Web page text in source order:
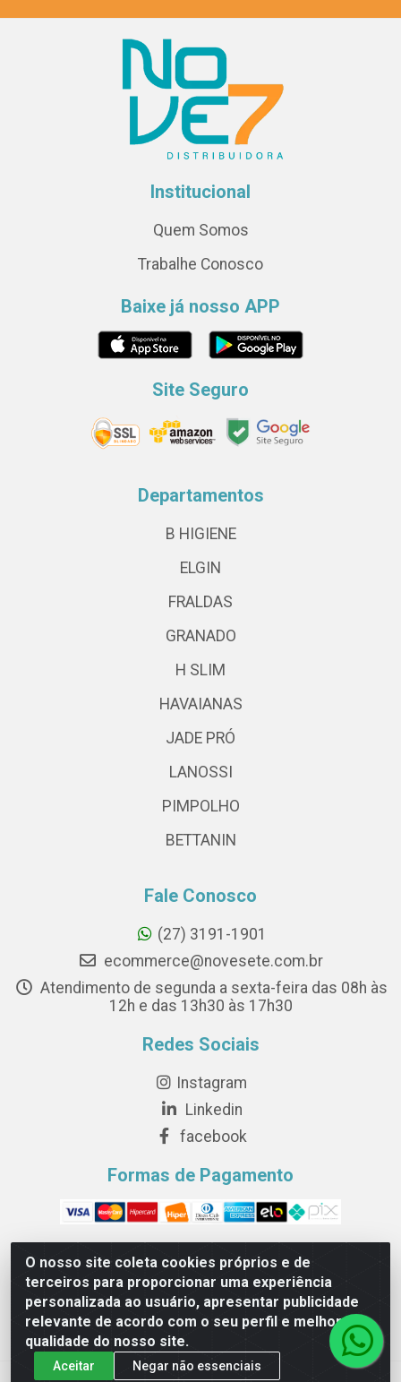
O nosso site coleta cookies próprios e de
terceiros para proporcionar uma experiência
personalizada ao usuário, apresentar publicidade
relevante de acordo com o seu perfil e melhorar a
qualidade do nosso site.
Aceitar Negar não essenciais
Institucional
Quem Somos
Trabalhe Conosco
Baixe já nosso APP
Site Seguro
Departamentos
B HIGIENE
ELGIN
FRALDAS
GRANADO
H SLIM
HAVAIANAS
JADE PRÓ
LANOSSI
PIMPOLHO
BETTANIN
Fale Conosco
(27) 3191-1901
ecommerce@novesete.com.br
Atendimento de segunda a sexta-feira das 08h às
12h e das 13h30 às 17h30
Redes Sociais
Instagram
Linkedin
facebook
Formas de Pagamento
Novesete Distribuidora LTDA - Avenida Setecentos, S/N,
Terminal Intermodal da Serra, Serra/ES - CEP 29161-414 -
CNPJ 29.479.604/0001-44